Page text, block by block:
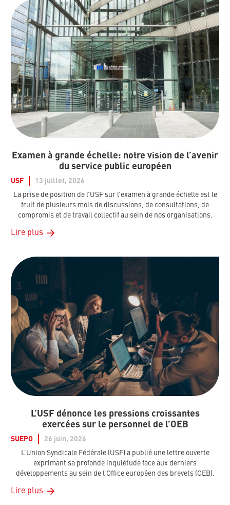
Examen à grande échelle: notre vision de l’avenir
du service public européen
USF
13 juillet, 2026
La prise de position de l’USF sur l’examen à grande échelle est le
fruit de plusieurs mois de discussions, de consultations, de
compromis et de travail collectif au sein de nos organisations.
Lire plus
L’USF dénonce les pressions croissantes
exercées sur le personnel de l’OEB
SUEPO
26 juin, 2026
L’Union Syndicale Fédérale (USF) a publié une lettre ouverte
exprimant sa profonde inquiétude face aux derniers
développements au sein de l’Office européen des brevets (OEB).
Lire plus